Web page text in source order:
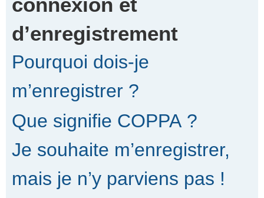
d’enregistrement
Pourquoi dois-je
m’enregistrer ?
Que signifie COPPA ?
Je souhaite m’enregistrer,
mais je n’y parviens pas !